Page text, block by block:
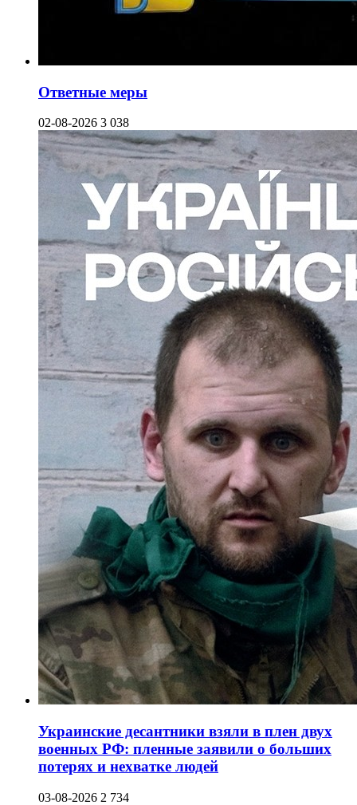
Ответные меры
02-08-2026 3 038
Украинские десантники взяли в плен двух
военных РФ: пленные заявили о больших
потерях и нехватке людей
03-08-2026 2 734